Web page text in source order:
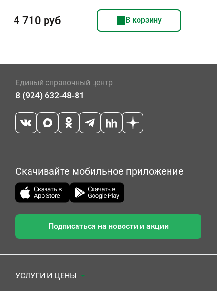
4 710 руб В корзину
Единый справочный центр
8 (924) 632-48-81
Скачивайте мобильное приложение
Подписаться на новости и акции
УСЛУГИ И ЦЕНЫ